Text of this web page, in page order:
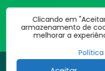
Clicando em
armazenamento de
melhorar a
Altbit Informática |